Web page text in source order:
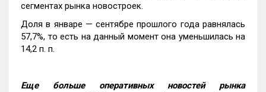
сегментах рынка новостроек.
Доля в январе — сентябре прошлого года равнялась
57,7%, то есть на данный момент она уменьшилась на
14,2 п. п.
Еще больше оперативных новостей рынка